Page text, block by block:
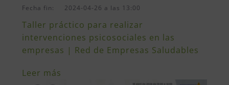
Fecha fin: 2024-04-26 a las 13:00
Taller práctico para realizar
intervenciones psicosociales en las
empresas | Red de Empresas Saludables
Leer más